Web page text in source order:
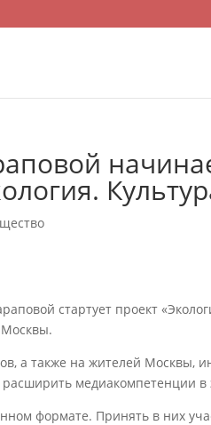
стартует проект
а также на жителей Москвы,
медиакомпетенции в
формате. Принять в них